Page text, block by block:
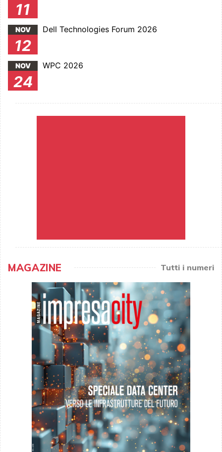
11
NOV
12
Dell Technologies Forum 2026
NOV
24
WPC 2026
MAGAZINE Tutti i numeri